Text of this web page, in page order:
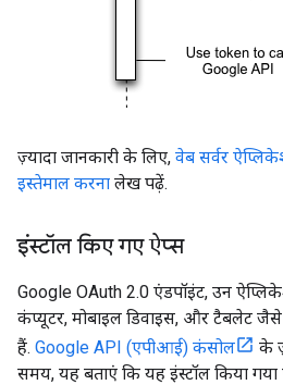
ज़्यादा जानकारी के लिए, वेब सर्वर
इस्तेमाल करना लेख पढ़ें.
इंस्‍टॉल किए गए ऐप्स
Google OAuth 2.0 एंडपॉइंट, उन
कंप्यूटर, मोबाइल डिवाइस, और टैबलेट जैसे
हैं. Google API (एपीआई) कंसोल
के
समय, यह बताएं कि यह इंस्टॉल किया